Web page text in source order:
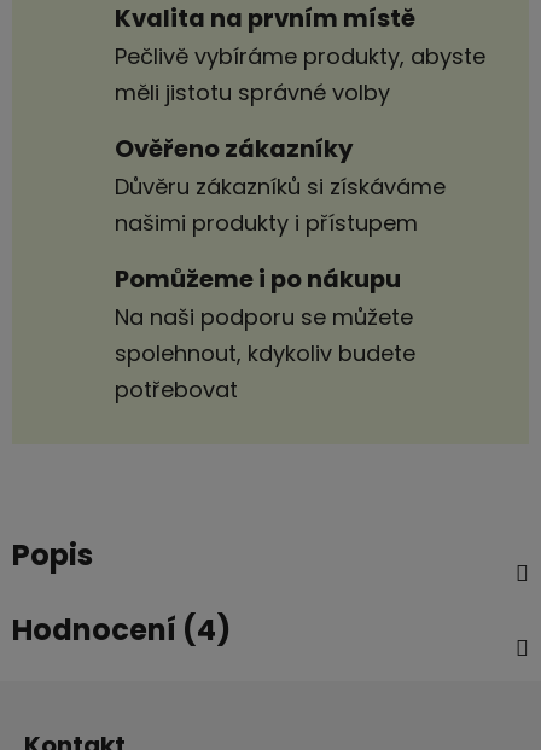
Kvalita na prvním místě
Pečlivě vybíráme produkty, abyste
měli jistotu správné volby
Ověřeno zákazníky
Důvěru zákazníků si získáváme
našimi produkty i přístupem
Pomůžeme i po nákupu
Na naši podporu se můžete
spolehnout, kdykoliv budete
potřebovat
Popis
Hodnocení (4)